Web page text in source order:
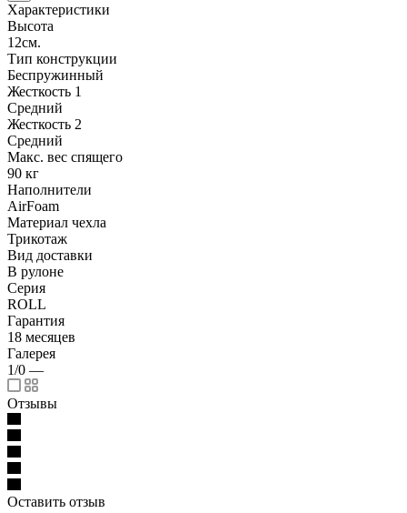
Характеристики
Высота
12см.
Тип конструкции
Беспружинный
Жесткость 1
Средний
Жесткость 2
Средний
Макс. вес спящего
90 кг
Наполнители
AirFoam
Материал чехла
Трикотаж
Вид доставки
В рулоне
Серия
ROLL
Гарантия
18 месяцев
Галерея
1/0 —
Отзывы
Оставить отзыв